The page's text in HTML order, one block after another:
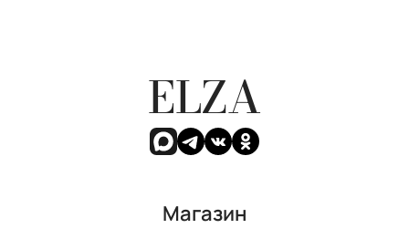
ELZA
Магазин